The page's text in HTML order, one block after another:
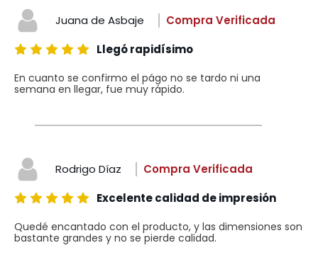
Juana de Asbaje
Compra Verificada
Llegó rapidísimo
En cuanto se confirmo el págo no se tardo ni una
semana en llegar, fue muy rápido.
Rodrigo Díaz
Compra Verificada
Excelente calidad de impresión
Quedé encantado con el producto, y las dimensiones son
bastante grandes y no se pierde calidad.